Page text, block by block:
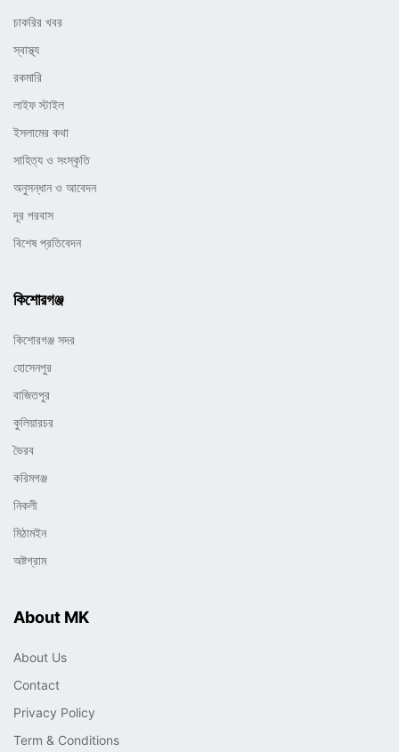
চাকরির খবর
স্বাস্থ্য
রকমারি
লাইফ স্টাইল
ইসলামের কথা
সাহিত্য ও সংস্কৃতি
অনুসন্ধান ও আবেদন
দূর পরবাস
বিশেষ প্রতিবেদন
কিশোরগঞ্জ
কিশোরগঞ্জ সদর
হোসেনপুর
বাজিতপুর
কুলিয়ারচর
ভৈরব
করিমগঞ্জ
নিকলী
মিঠামইন
অষ্টগ্রাম
About MK
About Us
Contact
Privacy Policy
Term & Conditions